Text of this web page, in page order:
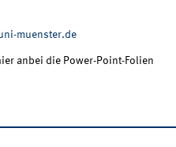
muenster.de
anbei die Power-Point-Folien